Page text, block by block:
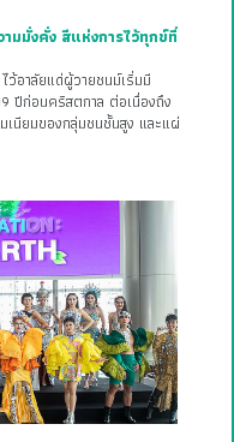
มมั่งคั่ง สีแห่งการไว้ทุกข์ที่
ว้อาลัยแด่ผู้วายชนม์เริ่มมี
ปีก่อนคริสตกาล ต่อเนื่องถึง
นียมของกลุ่มชนชั้นสูง และแผ่